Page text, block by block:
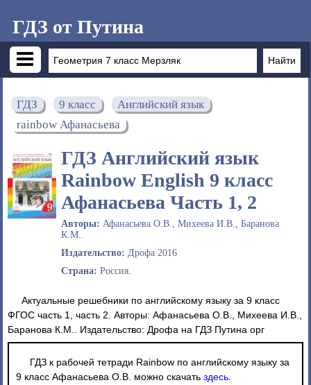
ГДЗ от Путина
ГДЗ 9 класс
Английский язык
rainbow Афанасьева
ГДЗ Английский язык
Rainbow English 9 класс
Афанасьева Часть 1, 2
Авторы: Афанасьева О.В., Михеева И.В., Баранова
К.М..
Издательство: Дрофа 2016
Страна: Россия.
Актуальные решебники по английскому языку за 9 класс
ФГОС часть 1, часть 2. Авторы: Афанасьева О.В., Михеева И.В.,
Баранова К.М.. Издательство: Дрофа на ГДЗ Путина орг
ГДЗ к рабочей тетради Rainbow по английскому языку за
9 класс Афанасьева О.В. можно скачать здесь